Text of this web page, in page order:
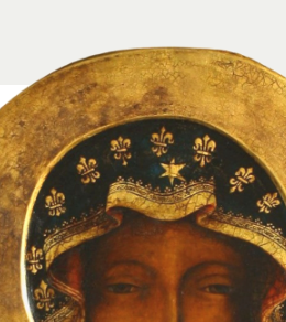
Któż jak Dziewica?